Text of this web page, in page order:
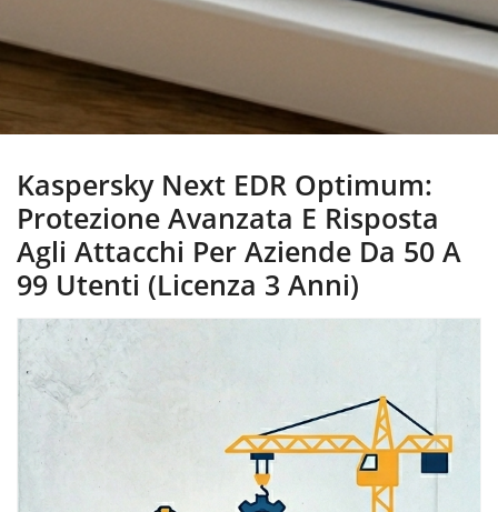
Kaspersky Next EDR Optimum:
Protezione Avanzata E Risposta
Agli Attacchi Per Aziende Da 50 A
99 Utenti (Licenza 3 Anni)